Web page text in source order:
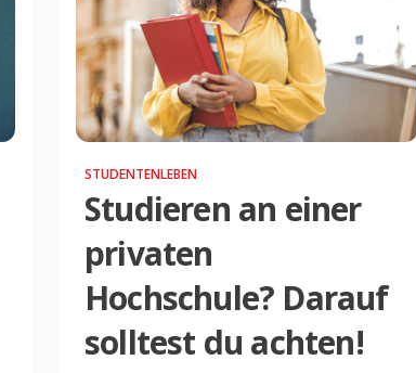
STUDENTENLEBEN
Studieren an einer
privaten
Hochschule? Darauf
solltest du achten!